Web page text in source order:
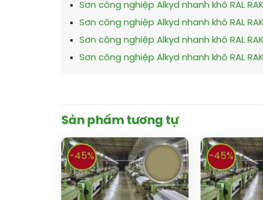
Sơn công nghiệp Alkyd nhanh khô RAL
Sơn công nghiệp Alkyd nhanh khô RAL
Sơn công nghiệp Alkyd nhanh khô RAL
Sơn công nghiệp Alkyd nhanh khô RAL
Sản phẩm tương tự
-45% -45%